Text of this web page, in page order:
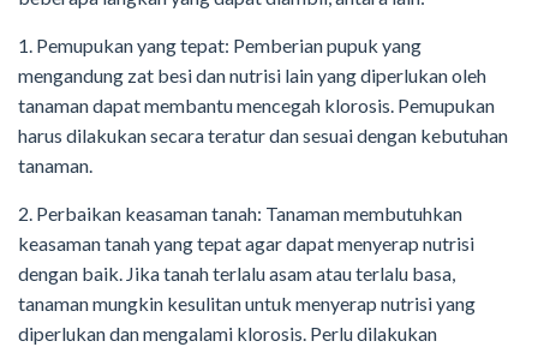
1. Pemupukan yang tepat: Pemberian pupuk yang
mengandung zat besi dan nutrisi lain yang diperlukan oleh
tanaman dapat membantu mencegah klorosis. Pemupukan
harus dilakukan secara teratur dan sesuai dengan kebutuhan
tanaman.
2. Perbaikan keasaman tanah: Tanaman membutuhkan
keasaman tanah yang tepat agar dapat menyerap nutrisi
dengan baik. Jika tanah terlalu asam atau terlalu basa,
tanaman mungkin kesulitan untuk menyerap nutrisi yang
diperlukan dan mengalami klorosis. Perlu dilakukan